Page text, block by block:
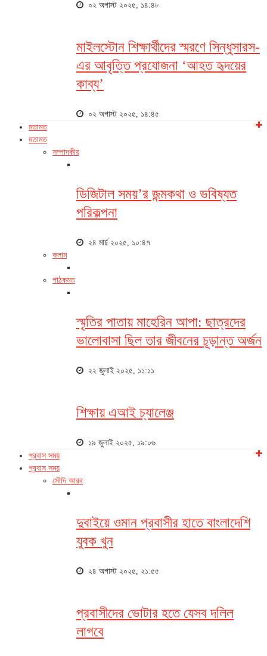
০২ অগাস্ট ২০২৫, ১৪:৪৮
মাইলস্টোন শিক্ষার্থীদের স্মরণে সিন্ধুসারস-
এর আবৃত্তি প্রযোজনা ‘আহত হৃদয়ের
কাব্য’
০২ অগাস্ট ২০২৫, ১৪:৪৫
মতামত
মতামত
সম্পাদকীয়
ডিজিটাল সময়’র জন্মকথা ও ভবিষ্যত
পরিকল্পনা
২৪ মার্চ ২০২৫, ১০:৪৭
কলাম
পাঠকমত
স্মৃতির পাতায় মাহেরিন আপা: ছাত্রদের
ভালোবাসা ছিল তার জীবনের চূড়ান্ত অর্জন
২২ জুলাই ২০২৫, ১১:১১
শিক্ষায় এআই চ্যালেঞ্জ
১৯ জুলাই ২০২৫, ১৯:০৬
প্রবাস সময়
প্রবাস সময়
সৌদি আরব
দুবাইয়ে ওমান প্রবাসীর হাতে বাংলাদেশি
যুবক খুন
২৪ অগাস্ট ২০২৫, ২১:৫৫
প্রবাসীদের ভোটার হতে যেসব দলিল
লাগবে